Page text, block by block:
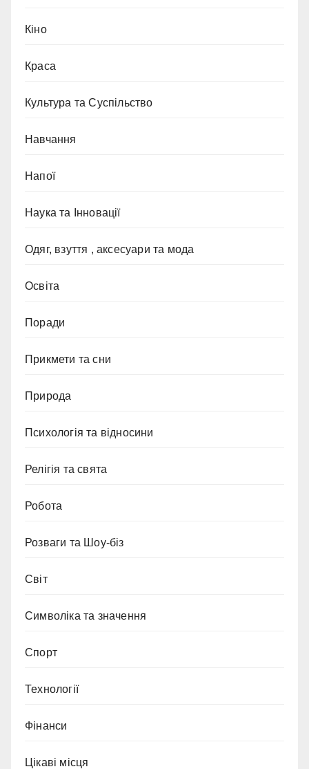
Кіно
Краса
Культура та Суспільство
Навчання
Напої
Наука та Інновації
Одяг, взуття , аксесуари та мода
Освіта
Поради
Прикмети та сни
Природа
Психологія та відносини
Релігія та свята
Робота
Розваги та Шоу-біз
Світ
Символіка та значення
Спорт
Технології
Фінанси
Цікаві місця